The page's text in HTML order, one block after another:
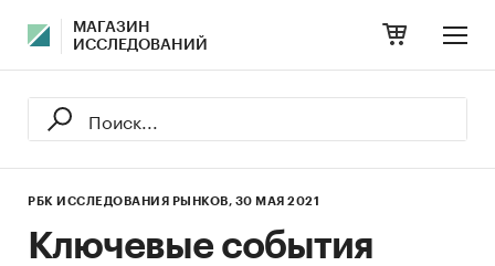
МАГАЗИН
ИССЛЕДОВАНИЙ
РБК ИССЛЕДОВАНИЯ РЫНКОВ, 30 МАЯ 2021
Ключевые события